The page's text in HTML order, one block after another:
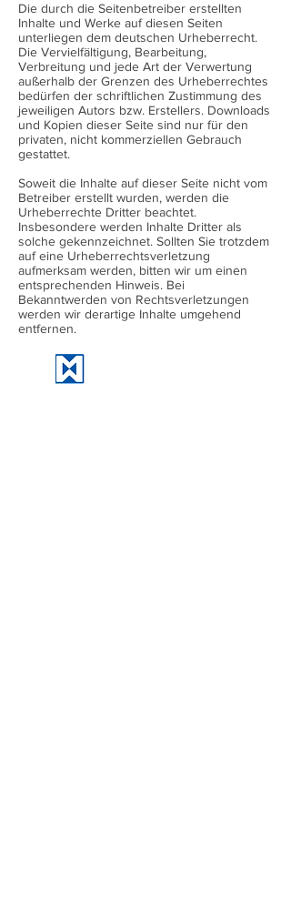
Die durch die Seitenbetreiber erstellten
Inhalte und Werke auf diesen Seiten
unterliegen dem deutschen Urheberrecht.
Die Vervielfältigung, Bearbeitung,
Verbreitung und jede Art der Verwertung
außerhalb der Grenzen des Urheberrechtes
bedürfen der schriftlichen Zustimmung des
jeweiligen Autors bzw. Erstellers. Downloads
und Kopien dieser Seite sind nur für den
privaten, nicht kommerziellen Gebrauch
gestattet.
Soweit die Inhalte auf dieser Seite nicht vom
Betreiber erstellt wurden, werden die
Urheberrechte Dritter beachtet.
Insbesondere werden Inhalte Dritter als
solche gekennzeichnet. Sollten Sie trotzdem
auf eine Urheberrechtsverletzung
aufmerksam werden, bitten wir um einen
entsprechenden Hinweis. Bei
Bekanntwerden von Rechtsverletzungen
werden wir derartige Inhalte umgehend
entfernen.